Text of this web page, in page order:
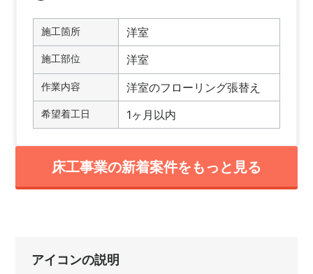
施工箇所 洋室
施工部位 洋室
作業内容 洋室のフローリング張替え
希望着工日 1ヶ月以内
床工事業の新着案件をもっと見る
アイコンの説明